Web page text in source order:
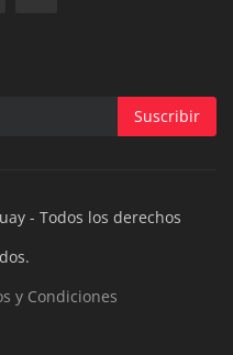
Suscribir
- Todos los derechos
y Condiciones